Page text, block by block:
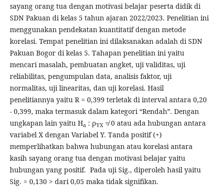
sayang orang tua dengan motivasi belajar peserta didik di
SDN Pakuan di kelas 5 tahun ajaran 2022/2023. Penelitian ini
menggunakan pendekatan kuantitatif dengan metode
korelasi. Tempat penelitian ini dilaksanakan adalah di SDN
Pakuan Bogor di kelas 5. Tahapan penelitian ini yaitu
mencari masalah, pembuatan angket, uji validitas, uji
reliabilitas, pengumpulan data, analisis faktor, uji
normalitas, uji linearitas, dan uji korelasi. Hasil
penelitiannya yaitu R = 0,399 terletak di interval antara 0,20
- 0,399, maka termasuk dalam kategori “Rendah”. Dengan
ungkapan lain yaitu Ha : ρYX≠ 0 atau ada hubungan antara
variabel X dengan Variabel Y. Tanda positif (+)
memperlihatkan bahwa hubungan atau korelasi antara
kasih sayang orang tua dengan motivasi belajar yaitu
hubungan yang positif. Pada uji Sig., diperoleh hasil yaitu
Sig. = 0,130 > dari 0,05 maka tidak signifikan.